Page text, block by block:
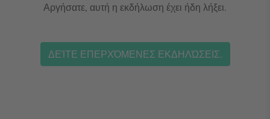
Αργήσατε, αυτή η εκδήλωση έχει ήδη λήξει.
ΔΕΊΤΕ ΕΠΕΡΧΌΜΕΝΕΣ ΕΚΔΗΛΏΣΕΙΣ.